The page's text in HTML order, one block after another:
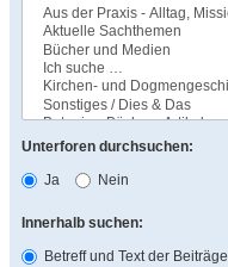
Unterforen durchsuchen:
Ja
Nein
Innerhalb suchen:
Betreff und Text der Beiträge